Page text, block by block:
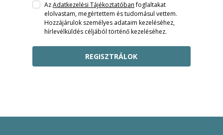
AzAdatkezelési Tájékoztatóbanfoglaltakat
elolvastam, megértettem és tudomásul vettem.
Hozzájárulok személyes adataim kezeléséhez,
hírlevélküldés céljából történő kezeléséhez.
REGISZTRÁLOK